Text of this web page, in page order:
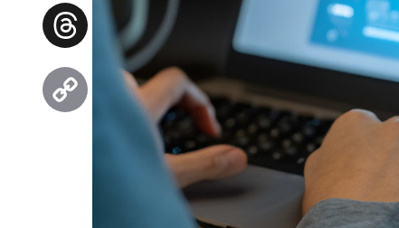
Facebook
Threads